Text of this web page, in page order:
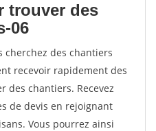
trouver des
06
cherchez des chantiers
recevoir rapidement des
des chantiers. Recevez
de devis en rejoignant
Vous pourrez ainsi